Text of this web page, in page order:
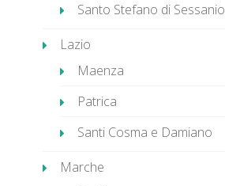
Santo Stefano di Sessanio
Lazio
Maenza
Patrica
Santi Cosma e Damiano
Marche